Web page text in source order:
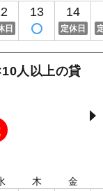
日
13 14
定休日
人以上の貸
木 金